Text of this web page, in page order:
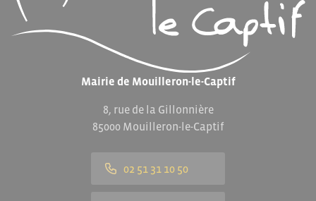
Mairie de Mouilleron-le-Captif
8, rue de la Gillonnière
85000 Mouilleron-le-Captif
02 51 31 10 50